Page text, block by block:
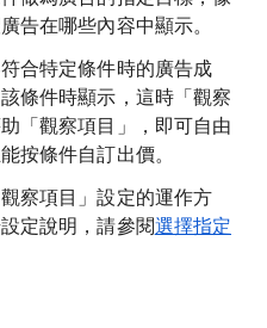
告在哪些內容中顯示。
合特定條件時的廣告成
條件時顯示，這時「觀察
「觀察項目」，即可自由
按條件自訂出價。
察項目」設定的運作方
定說明，請參閱選擇指定